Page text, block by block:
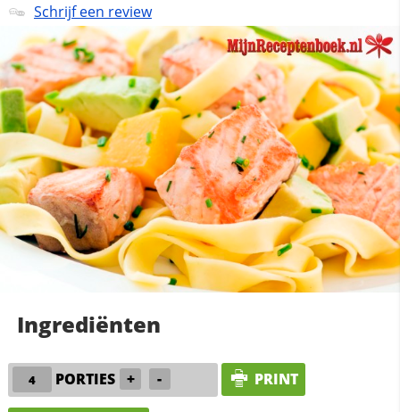
Schrijf een review
Ingrediënten
PORTIES + - PRINT